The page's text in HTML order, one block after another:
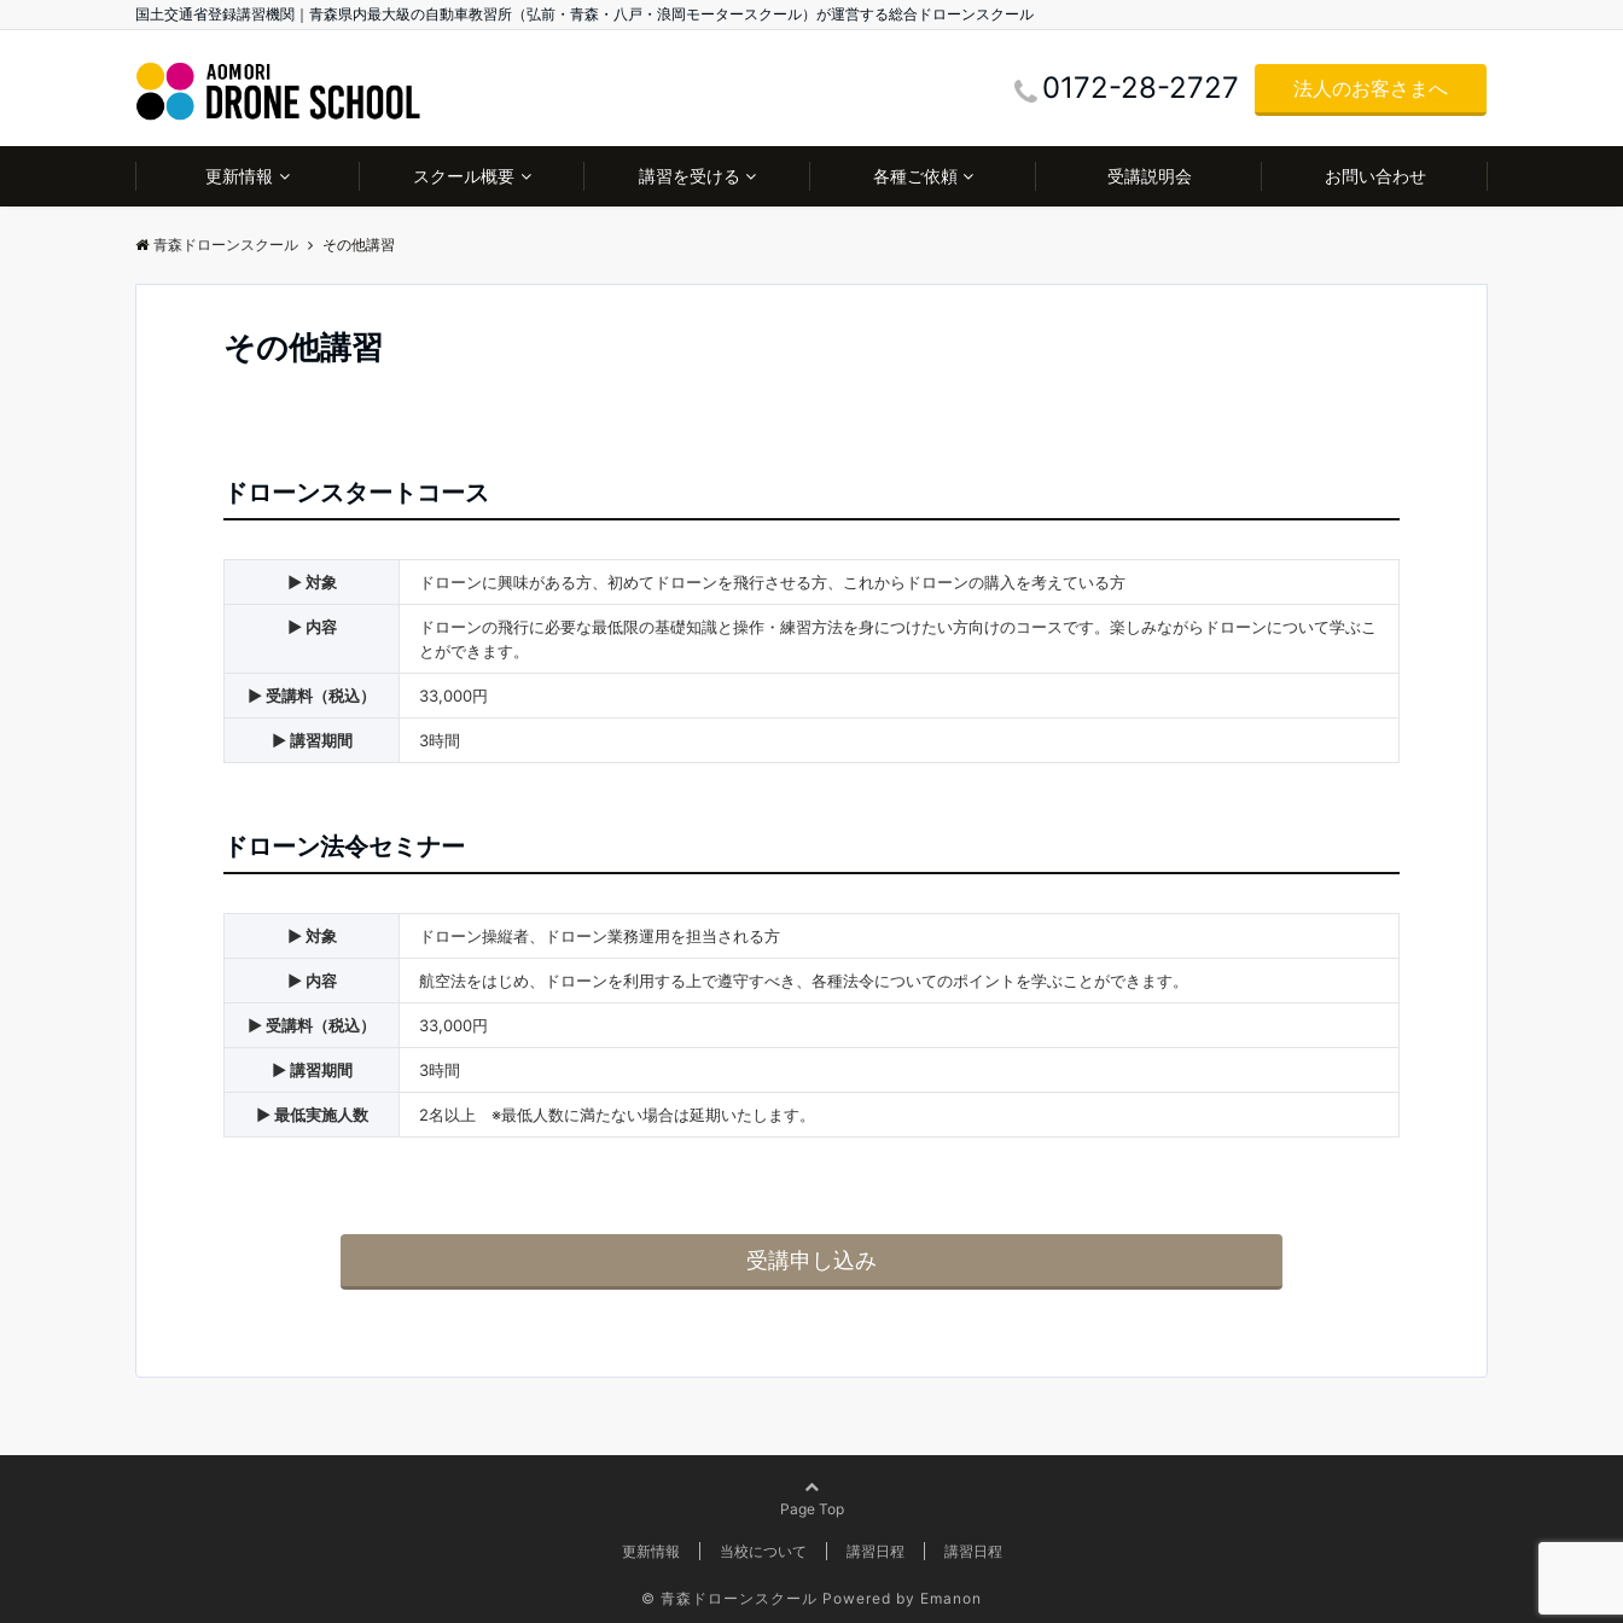
国土交通省登録講習機関｜青森県内最大級の自動車教習所（弘前・青森・八戸・浪岡モータースクール）が運営する総合ドローンスクール
0172-28-2727 法人のお客さまへ
更新情報 スクール概要 講習を受ける 各種ご依頼 受講説明会 お問い合わせ
青森ドローンスクール その他講習
その他講習
ドローンスタートコース
▶ 対象 ドローンに興味がある方、初めてドローンを飛行させる方、これからドローンの購入を考えている方
▶ 内容
ドローンの飛行に必要な最低限の基礎知識と操作・練習方法を身につけたい方向けのコースです。楽しみながらドローンについて学ぶこ
とができます。
▶ 受講料（税込） 33,000円
▶ 講習期間 3時間
ドローン法令セミナー
▶ 対象 ドローン操縦者、ドローン業務運用を担当される方
▶ 内容 航空法をはじめ、ドローンを利用する上で遵守すべき、各種法令についてのポイントを学ぶことができます。
▶ 受講料（税込） 33,000円
▶ 講習期間 3時間
▶ 最低実施人数 2名以上 ※最低人数に満たない場合は延期いたします。
受講申し込み
Page Top
更新情報 当校について 講習日程 講習日程
© 青森ドローンスクール Powered by Emanon